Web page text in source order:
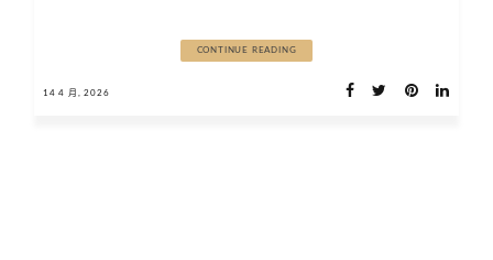
CONTINUE READING
14 4 月, 2026